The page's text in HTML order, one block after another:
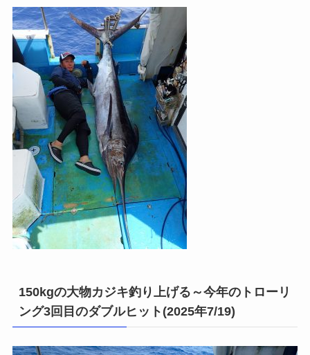
150kgの大物カジキ釣り上げる～今年のトローリ
ング3回目のダブルヒット(2025年7/19)